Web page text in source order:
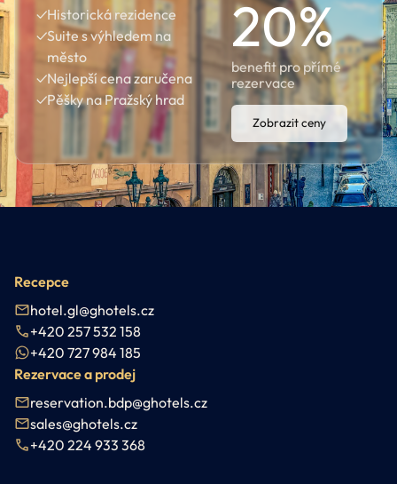
✓Historická rezidence
✓Suite s výhledem na
město
✓Nejlepší cena zaručena
✓Pěšky na Pražský hrad
20%
benefit pro přímé
rezervace
Zobrazit ceny
Recepce
hotel.gl@ghotels.cz
+420 257 532 158
+420 727 984 185
Rezervace a prodej
reservation.bdp@ghotels.cz
sales@ghotels.cz
+420 224 933 368